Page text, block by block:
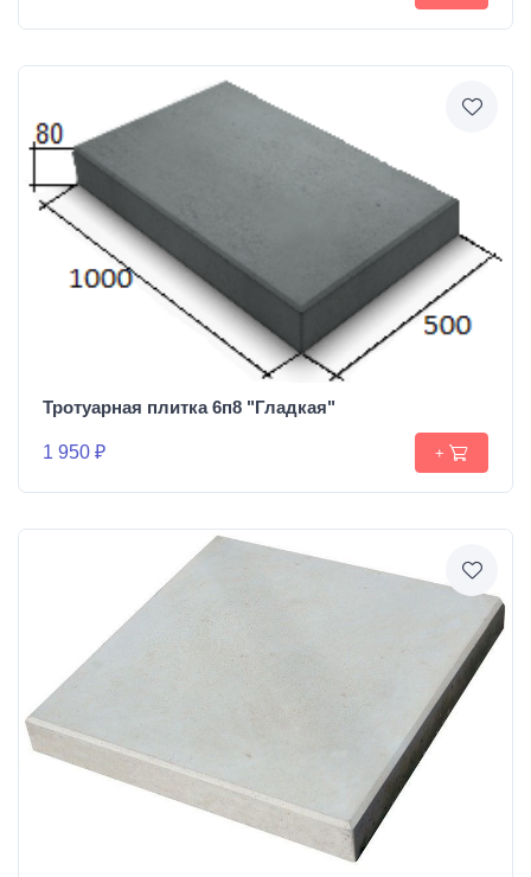
Тротуарная плитка 6п8 "Гладкая"
1 950 ₽ +